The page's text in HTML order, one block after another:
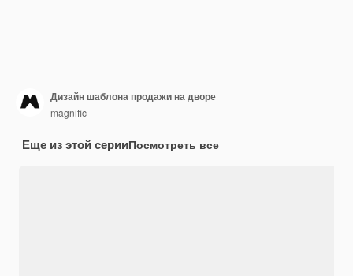
Дизайн шаблона продажи на дворе
magnific
Еще из этой серииПосмотреть все